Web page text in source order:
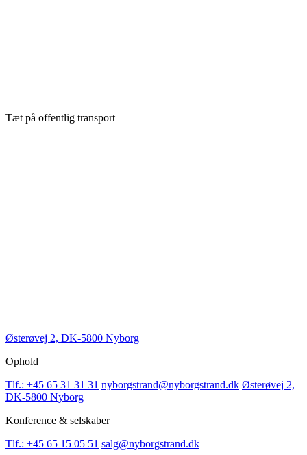
Tæt på offentlig transport
Østerøvej 2, DK-5800 Nyborg
Ophold
Tlf.: +45 65 31 31 31 nyborgstrand@nyborgstrand.dk Østerøvej 2,
DK-5800 Nyborg
Konference & selskaber
Tlf.: +45 65 15 05 51 salg@nyborgstrand.dk